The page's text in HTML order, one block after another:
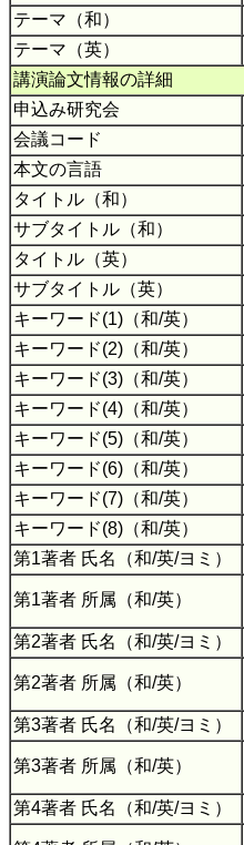
テーマ（和）
テーマ（英）
講演論文情報の詳細
申込み研究会
会議コード
本文の言語
タイトル（和）
サブタイトル（和）
タイトル（英）
サブタイトル（英）
キーワード(1)（和/英）
キーワード(2)（和/英）
キーワード(3)（和/英）
キーワード(4)（和/英）
キーワード(5)（和/英）
キーワード(6)（和/英）
キーワード(7)（和/英）
キーワード(8)（和/英）
第1著者 氏名（和/英/ヨミ）
第1著者 所属（和/英）
第2著者 氏名（和/英/ヨミ）
第2著者 所属（和/英）
第3著者 氏名（和/英/ヨミ）
第3著者 所属（和/英）
第4著者 氏名（和/英/ヨミ）